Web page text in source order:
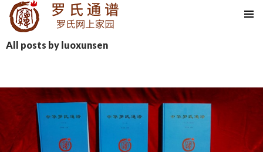
SKIP TO CONTENT
All posts by luoxunsen